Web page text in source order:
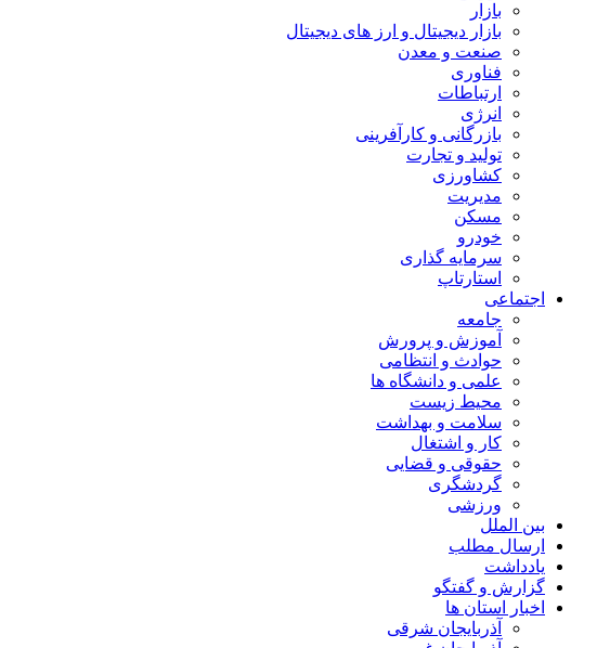
بازار
بازار دیجیتال و ارز های دیجیتال
صنعت و معدن
فناوری
ارتباطات
انرژی
بازرگانی و کارآفرینی
تولید و تجارت
کشاورزی
مدیریت
مسکن
خودرو
سرمایه گذاری
استارتاپ
اجتماعی
جامعه
آموزش و پرورش
حوادث و انتظامی
علمی و دانشگاه ها
محیط زیست
سلامت و بهداشت
کار و اشتغال
حقوقی و قضایی
گردشگری
ورزشی
بین الملل
ارسال مطلب
یادداشت
گزارش و گفتگو
اخبار استان ها
آذربایجان شرقی